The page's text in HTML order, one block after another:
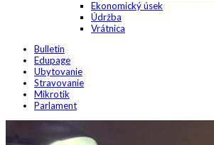
Ekonomický úsek
Údržba
Vrátnica
Bulletin
Edupage
Ubytovanie
Stravovanie
Mikrotik
Parlament